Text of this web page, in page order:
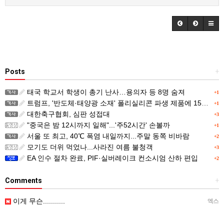
+
Posts
+1
태국 학교서 학생이 총기 난사…용의자 등 8명 숨져
+1
트럼프, '반도체·태양광 소재' 폴리실리콘 파생 제품에 15% 관세...한국 기업도 영향
+3
대한축구협회, 심판 성접대
+1
"중국은 밤 12시까지 일해"...'주52시간' 손볼까
+2
서울 또 최고, 40℃ 폭염 내일까지...주말 동쪽 비바람
+3
모기도 더위 먹었나...사라진 여름 불청객
+2
EA 인수 절차 완료, PIF·실버레이크 컨소시엄 산하 편입
+
Comments
엑스
이게 무슨...........